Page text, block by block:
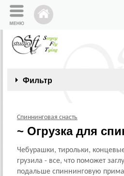
Фильтр
Спиннинговая снасть
~ Огрузка для
Чебурашки, тирольки,
грузила - все, что поможет
подальше спиннинговую